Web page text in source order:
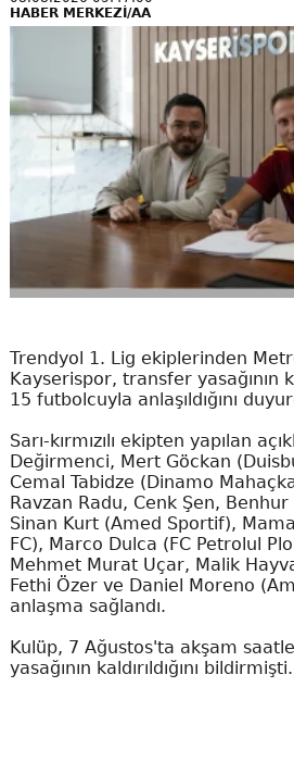
HABER MERKEZİ/AA
Trendyol 1. Lig ekiplerinden
Kayserispor, transfer yasağının
15 futbolcuyla anlaşıldığını
Sarı-kırmızılı ekipten yapılan
Değirmenci, Mert Göckan
Cemal Tabidze (Dinamo
Ravzan Radu, Cenk Şen,
Sinan Kurt (Amed Sportif),
FC), Marco Dulca (FC Petrolul
Mehmet Murat Uçar, Malik
Fethi Özer ve Daniel Moreno
anlaşma sağlandı.
Kulüp, 7 Ağustos'ta akşam
yasağının kaldırıldığını bildirmişti.